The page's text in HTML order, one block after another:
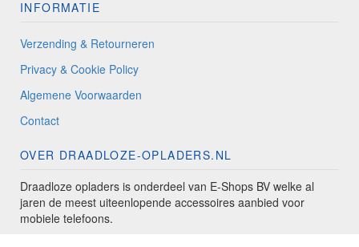
INFORMATIE
Verzending & Retourneren
Privacy & Cookie Policy
Algemene Voorwaarden
Contact
OVER DRAADLOZE-OPLADERS.NL
Draadloze opladers is onderdeel van E-Shops BV welke al
jaren de meest uiteenlopende accessoires aanbied voor
mobiele telefoons.